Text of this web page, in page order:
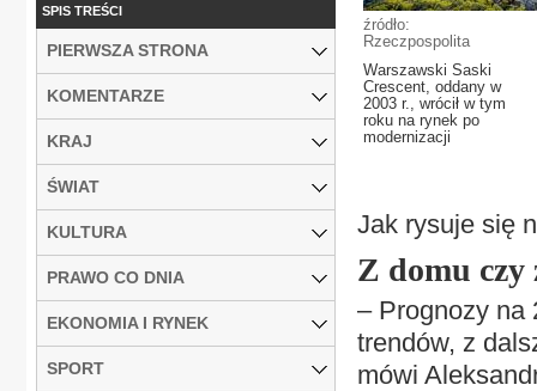
źródło:
Rzeczpospolita
Warszawski Saski
Crescent, oddany w
2003 r., wrócił w tym
roku na rynek po
modernizacji
Jak rysuje się
Z domu czy
– Prognozy na
trendów, z
mówi
SPIS TREŚCI
PIERWSZA STRONA
KOMENTARZE
KRAJ
ŚWIAT
KULTURA
PRAWO CO DNIA
EKONOMIA I RYNEK
SPORT